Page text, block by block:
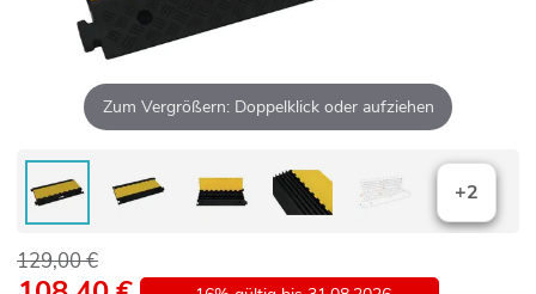
Zum Vergrößern: Doppelklick oder aufziehen
+2
129,00 €